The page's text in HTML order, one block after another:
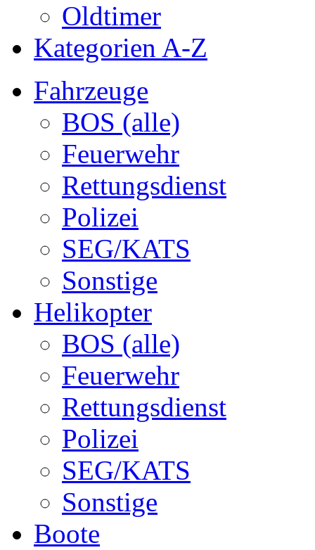
Oldtimer
Kategorien A-Z
Fahrzeuge
BOS (alle)
Feuerwehr
Rettungsdienst
Polizei
SEG/KATS
Sonstige
Helikopter
BOS (alle)
Feuerwehr
Rettungsdienst
Polizei
SEG/KATS
Sonstige
Boote